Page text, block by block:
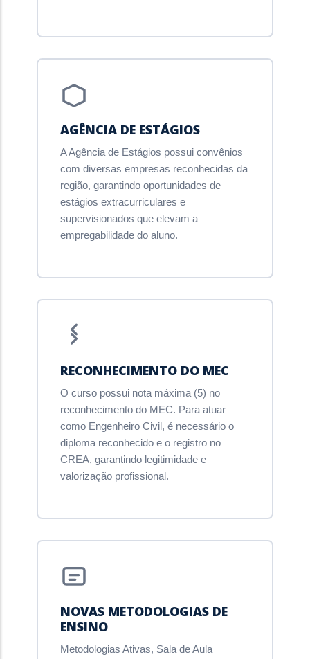
AGÊNCIA DE ESTÁGIOS
A Agência de Estágios possui convênios
com diversas empresas reconhecidas da
região, garantindo oportunidades de
estágios extracurriculares e
supervisionados que elevam a
empregabilidade do aluno.
RECONHECIMENTO DO MEC
O curso possui nota máxima (5) no
reconhecimento do MEC. Para atuar
como Engenheiro Civil, é necessário o
diploma reconhecido e o registro no
CREA, garantindo legitimidade e
valorização profissional.
NOVAS METODOLOGIAS DE
ENSINO
Metodologias Ativas, Sala de Aula